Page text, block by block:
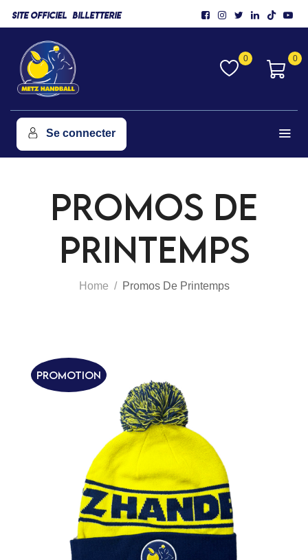
SITE OFFICIEL BILLETTERIE
0 0
Se connecter
PROMOS DE
PRINTEMPS
Home Promos De Printemps
Promotion